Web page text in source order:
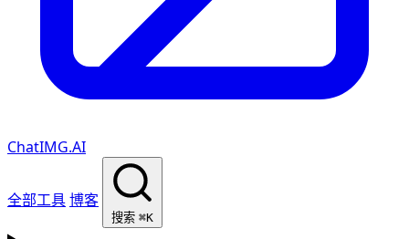
ChatIMG.AI
全部工具博客
搜索 ⌘K